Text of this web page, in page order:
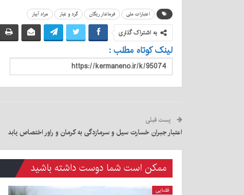
اعتبارات ملی فرماندار ریگان گرد و غبار مراد آبیار
به اشتراک گذاری
لینک کوتاه مطلب :
پست قبلی
اعتبار جبران خسارت سیل و سرمازدگی به کرمان و راور اختصاص یابد
ممکن است شما دوست داشته باشید
قضایی